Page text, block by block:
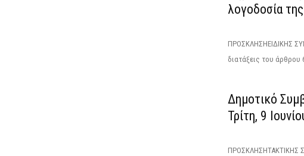
λογοδοσία
ΠΡΟΣΚΛΗΣΗΕΙΔΙΚΗΣ
διατάξεις του
Δημοτικό
Τρίτη, 9
ΠΡΟΣΚΛΗΣΗΤΑΚΤΙΚΗΣ